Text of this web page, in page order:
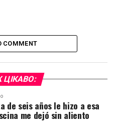
COMMENT
ЦІКАВО:
de seis años le hizo a esa
me dejó sin aliento